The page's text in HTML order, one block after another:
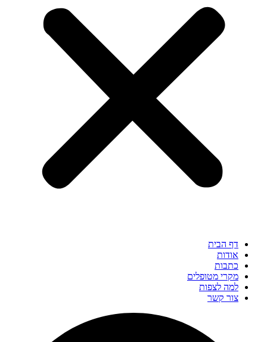
דף הבית
אודות
כתבות
מקרי מטופלים
למה לצפות
צור קשר